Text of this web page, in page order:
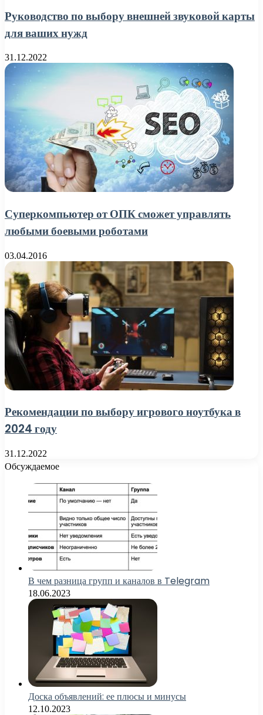
Руководство по выбору внешней звуковой карты
для ваших нужд
31.12.2022
Суперкомпьютер от ОПК сможет управлять
любыми боевыми роботами
03.04.2016
Рекомендации по выбору игрового ноутбука в
2024 году
31.12.2022
Обсуждаемое
В чем разница групп и каналов в Telegram
18.06.2023
Доска объявлений: ее плюсы и минусы
12.10.2023